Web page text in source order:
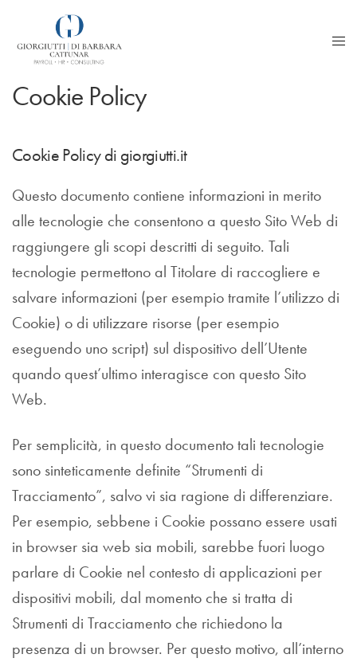
Cookie Policy
Cookie Policy di giorgiutti.it
Questo documento contiene informazioni in merito
alle tecnologie che consentono a questo Sito Web di
raggiungere gli scopi descritti di seguito. Tali
tecnologie permettono al Titolare di raccogliere e
salvare informazioni (per esempio tramite l’utilizzo di
Cookie) o di utilizzare risorse (per esempio
eseguendo uno script) sul dispositivo dell’Utente
quando quest’ultimo interagisce con questo Sito
Web.
Per semplicità, in questo documento tali tecnologie
sono sinteticamente definite “Strumenti di
Tracciamento”, salvo vi sia ragione di differenziare.
Per esempio, sebbene i Cookie possano essere usati
in browser sia web sia mobili, sarebbe fuori luogo
parlare di Cookie nel contesto di applicazioni per
dispositivi mobili, dal momento che si tratta di
Strumenti di Tracciamento che richiedono la
presenza di un browser. Per questo motivo, all’interno